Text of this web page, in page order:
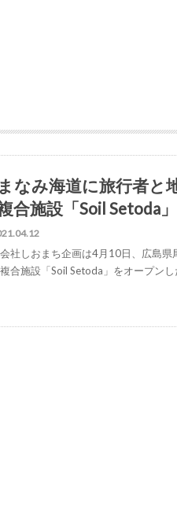
なみ海道に旅行者と
合施設「Soil Setoda
社しおまち企画は4月10日、広島県
合施設「Soil Setoda」をオープンし